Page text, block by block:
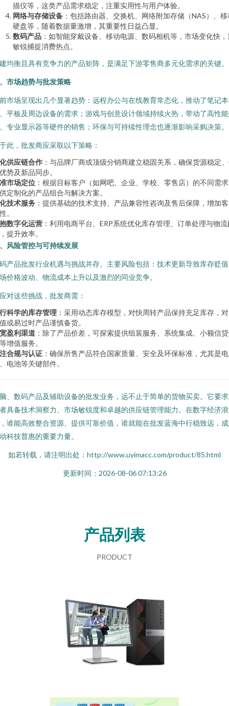
描仪等，这类产品需求稳定，注重实用性与用户体验。
网络与存储设备 ：包括路由器、交换机、网络附加存储（NAS）、
硬盘等，随着数据量激增，其重要性日益凸显。
数码产品 ：如智能穿戴设备、移动电源、数码相机等，市场变化快，
敏锐捕捉消费热点。
均衡且具有竞争力的产品矩阵，是满足下游零售商多元化需求的关键。
市场趋势与批发策略
市场呈现出几个显著趋势：远程办公与在线教育常态化，推动了笔记
平板及周边设备的需求；游戏与创意设计领域持续火热，带动了高性
专业显示器等硬件的销售；环保与可持续性理念也逐渐影响采购决策。
此，批发商应采取以下策略：
供应链合作 ：与品牌厂商或顶级分销商建立稳固关系，确保货源稳定
势及新品同步。
市场定位 ：根据目标客户（如网吧、企业、学校、零售店）的不同需
定制化的产品组合与解决方案。
技术服务 ：提供基础的技术支持、产品兼容性咨询及售后保障，增加
。
数字化运营 ：利用电商平台、ERP系统优化库存管理、订单处理与物
提升效率。
风险管控与可持续发展
产品批发行业机遇与挑战并存。主要风险包括：技术更新导致库存贬
价格波动、物流成本上升以及激烈的同业竞争。
对这些挑战，批发商需：
科学的库存管理 ：采用动态库存模型，对快周转产品保持充足库存，
或易过时产品谨慎备货。
盈利渠道 ：除了产品价差，可探索提供组装服务、系统集成、小额信
增值服务。
合规与认证 ：确保所售产品符合国家质量、安全及环保标准，尤其是电
电池等关键部件。
、数码产品及辅助设备的批发业务，远不止于简单的货物买卖。它要
具备技术洞察力、市场敏锐度和卓越的供应链管理能力。在数字经济
谁能高效整合资源、提供可靠价值，谁就能在批发蓝海中行稳致远，
科技普惠的重要力量。
如若转载，请注明出处：http://www.uyimacc.com/product/85.html
更新时间：2026-08-06 07:13:26
产品列表
PRODUCT